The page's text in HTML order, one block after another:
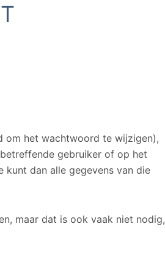
om het wachtwoord te wijzigen),
gebruiker of op het
kunt dan alle gegevens van die
maar dat is ook vaak niet nodig,